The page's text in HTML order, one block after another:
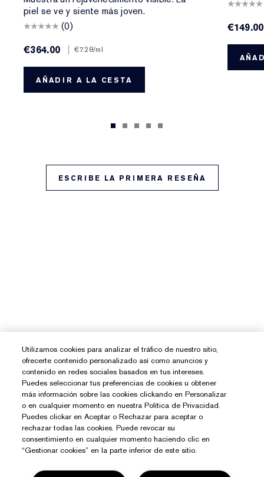
piel se ve y siente más joven.
(0)
€364.00
€7.28/ml
AÑADIR A LA CESTA
€149.00
ESCRIBE LA PRIMERA RESEÑA
Utilizamos cookies para analizar el tráfico de nuestro sitio,
ofrecerte contenido personalizado así como anuncios y
contenido en redes sociales basados en tus intereses.
Puedes seleccionar tus preferencias de cookies u obtener
más información sobre las cookies clickando en Personalizar
o en cualquier momento en nuestra Política de Privacidad.
Puedes clickar en Aceptar o Rechazar para aceptar o
rechazar todas las cookies. Puede revocar su
consentimiento en cualquier momento haciendo clic en
“Gestionar cookies” en la parte inferior de este sitio.